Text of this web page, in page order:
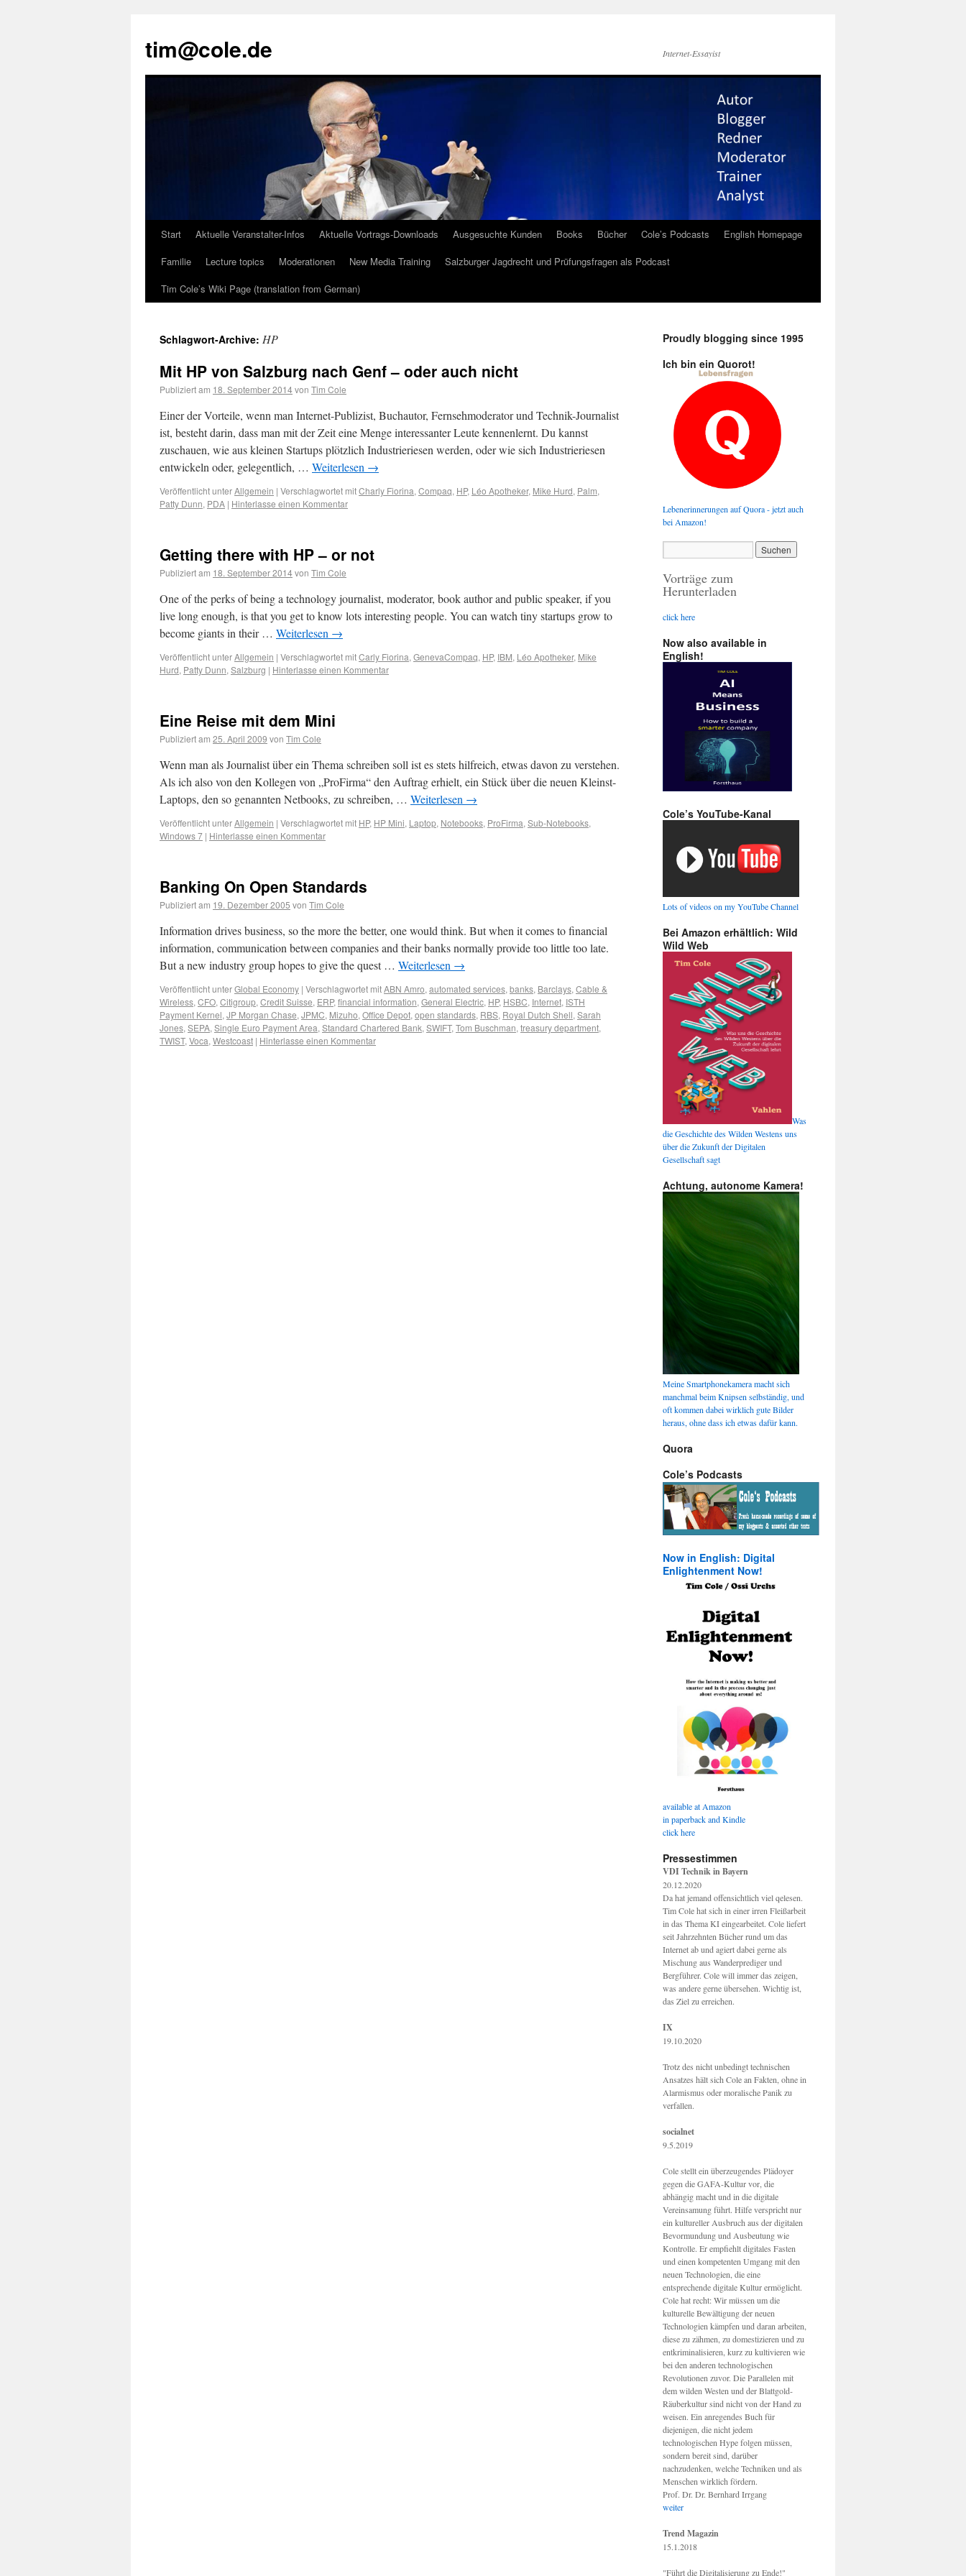
tim@cole.de Internet-Essayist
Start Aktuelle Veranstalter-Infos Aktuelle Vortrags-Downloads Ausgesuchte Kunden Books Bücher Cole’s Podcasts
English Homepage
Familie
Lecture topics Moderationen New Media Training
Salzburger Jagdrecht und Prüfungsfragen als Podcast
Tim Cole’s Wiki Page (translation from German)
Schlagwort-Archive: HP
Mit HP von Salzburg nach Genf – oder auch nicht
Publiziert am 18. September 2014von Tim Cole
Einer der Vorteile, wenn man Internet-Publizist, Buchautor, Fernsehmoderator und Technik-Journalist
ist, besteht darin, dass man mit der Zeit eine Menge interessanter Leute kennenlernt. Du kannst
zuschauen, wie aus kleinen Startups plötzlich Industrieriesen werden, oder wie sich Industrieriesen
entwickeln oder, gelegentlich, … Weiterlesen →
Veröffentlicht unterAllgemein | Verschlagwortet mitCharly Fiorina, Compaq, HP, Léo Apotheker, Mike Hurd, Palm,
Patty Dunn, PDA | Hinterlasse einen Kommentar
Getting there with HP – or not
Publiziert am 18. September 2014von Tim Cole
One of the perks of being a technology journalist, moderator, book author and public speaker, if you
live long enough, is that you get to know lots interesting people. You can watch tiny startups grow to
become giants in their … Weiterlesen →
Veröffentlicht unterAllgemein | Verschlagwortet mitCarly Fiorina, GenevaCompaq, HP, IBM, Léo Apotheker, Mike
Hurd, Patty Dunn, Salzburg | Hinterlasse einen Kommentar
Eine Reise mit dem Mini
Publiziert am 25. April 2009 von Tim Cole
Wenn man als Journalist über ein Thema schreiben soll ist es stets hilfreich, etwas davon zu verstehen.
Als ich also von den Kollegen von „ProFirma“ den Auftrag erhielt, ein Stück über die neuen Kleinst-
Laptops, den so genannten Netbooks, zu schreiben, … Weiterlesen →
Veröffentlicht unterAllgemein | Verschlagwortet mit HP, HP Mini, Laptop, Notebooks, ProFirma, Sub-Notebooks,
Windows 7 | Hinterlasse einen Kommentar
Banking On Open Standards
Publiziert am 19. Dezember 2005 von Tim Cole
Information drives business, so the more the better, one would think. But when it comes to financial
information, communication between companies and their banks normally provide too little too late.
But a new industry group hopes to give the quest … Weiterlesen →
Veröffentlicht unterGlobal Economy | Verschlagwortet mitABN Amro, automated services, banks, Barclays, Cable &
Wireless, CFO, Citigroup, Credit Suisse, ERP, financial information, General Electric, HP, HSBC, Internet, ISTH
Payment Kernel, JP Morgan Chase, JPMC, Mizuho, Office Depot, open standards, RBS, Royal Dutch Shell, Sarah
Jones, SEPA, Single Euro Payment Area, Standard Chartered Bank, SWIFT, Tom Buschman, treasury department,
TWIST, Voca, Westcoast | Hinterlasse einen Kommentar
Proudly blogging since 1995
Ich bin ein Quorot!
Lebenerinnerungen auf Quora - jetzt auch
bei Amazon!
Vorträge zum
Herunterladen
click here
Now also available in
English!
Cole’s YouTube-Kanal
Lots of videos on my YouTube Channel
Bei Amazon erhältlich: Wild
Wild Web
Was
die Geschichte des Wilden Westens uns
über die Zukunft der Digitalen
Gesellschaft sagt
Achtung, autonome Kamera!
Meine Smartphonekamera macht sich
manchmal beim Knipsen selbständig, und
oft kommen dabei wirklich gute Bilder
heraus, ohne dass ich etwas dafür kann.
Quora
Cole’s Podcasts
Now in English: Digital
Enlightenment Now!
available at Amazon
in paperback and Kindle
click here
Pressestimmen
VDI Technik in Bayern
20.12.2020
Da hat jemand offensichtlich viel qelesen.
Tim Cole hat sich in einer irren Fleißarbeit
in das Thema KI eingearbeitet. Cole liefert
seit Jahrzehnten Bücher rund um das
Internet ab und agiert dabei gerne als
Mischung aus Wanderprediger und
Bergführer. Cole will immer das zeigen,
was andere gerne übersehen. Wichtig ist,
das Ziel zu erreichen.
IX
19.10.2020
Trotz des nicht unbedingt technischen
Ansatzes hält sich Cole an Fakten, ohne in
Alarmismus oder moralische Panik zu
verfallen.
socialnet
9.5.2019
Cole stellt ein überzeugendes Plädoyer
gegen die GAFA-Kultur vor, die
abhängig macht und in die digitale
Vereinsamung führt. Hilfe verspricht nur
ein kultureller Ausbruch aus der digitalen
Bevormundung und Ausbeutung wie
Kontrolle. Er empfiehlt digitales Fasten
und einen kompetenten Umgang mit den
neuen Technologien, die eine
entsprechende digitale Kultur ermöglicht.
Cole hat recht: Wir müssen um die
kulturelle Bewältigung der neuen
Technologien kämpfen und daran arbeiten,
diese zu zähmen, zu domestizieren und zu
entkriminalisieren, kurz zu kultivieren wie
bei den anderen technologischen
Revolutionen zuvor. Die Parallelen mit
dem wilden Westen und der Blattgold-
Räuberkultur sind nicht von der Hand zu
weisen. Ein anregendes Buch für
diejenigen, die nicht jedem
technologischen Hype folgen müssen,
sondern bereit sind, darüber
nachzudenken, welche Techniken und als
Menschen wirklich fördern.
Prof. Dr. Dr. Bernhard Irrgang
weiter
Trend Magazin
15.1.2018
"Führt die Digitalisierung zu Ende!"